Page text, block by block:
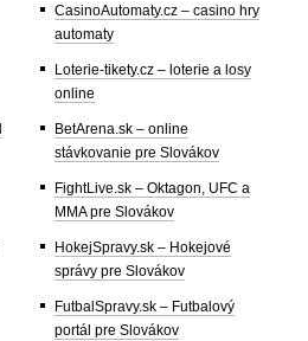
CasinoAutomaty.cz – casino hry
automaty
Loterie-tikety.cz – loterie a losy
online
BetArena.sk – online
stávkovanie pre Slovákov
FightLive.sk – Oktagon, UFC a
MMA pre Slovákov
HokejSpravy.sk – Hokejové
správy pre Slovákov
FutbalSpravy.sk – Futbalový
portál pre Slovákov